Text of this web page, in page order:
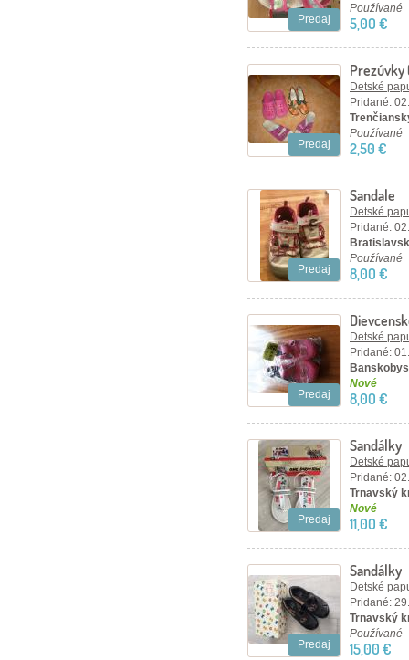
Predaj
Používané
5,00 €
Predaj
Prezúvky
Detské
Pridané:
Používané
2,50 €
Predaj
Sandale
Detské
Pridané:
Používané
8,00 €
Predaj
Detské
Pridané:
Nové
8,00 €
Predaj
Sandálky
Detské
Pridané:
Trnavský
Nové
11,00 €
Predaj
Sandálky
Detské
Pridané:
Trnavský
Používané
15,00 €